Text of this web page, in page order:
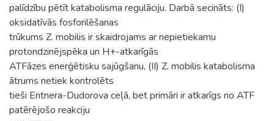
palīdzību pētīt katabolisma regulāciju. Darbā secināts: (I)
oksidatīvās fosforilēšanas
trūkums Z. mobilis ir skaidrojams ar nepietiekamu
protondzinējspēka un H+-atkarīgās
ATFāzes enerģētisku sajūgšanu, (II) Z. mobilis katabolisma
ātrums netiek kontrolēts
tieši Entnera-Dudorova ceļā, bet primāri ir atkarīgs no ATF
patērējošo reakciju